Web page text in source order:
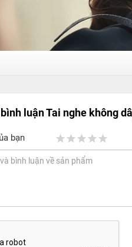
dây Beats High
dây Beats High Perfomance
của thiết bị quen thuộc khi
nghệ tương tự như phiên
năng tương tác linh hoạt
luậnTai nghe không
bạn